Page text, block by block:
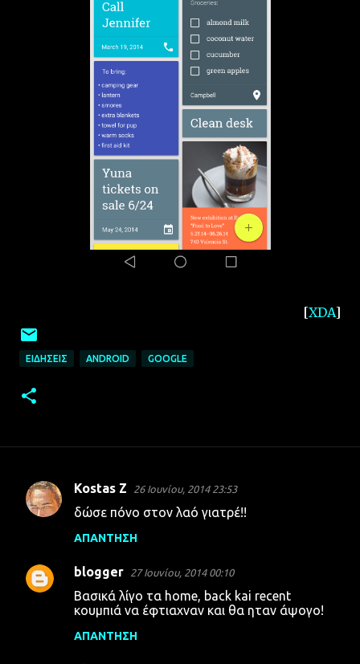
[XDA]
ΕΙΔΉΣΕΙΣ ANDROID GOOGLE
Σ
λ
ι
Kostas Z 26 Ιουνίου, 2014 23:53
δώσε πόνο στον λαό γιατρέ!!
ΑΠΆΝΤΗΣΗ
blogger 27 Ιουνίου, 2014 00:10
Βασικά λίγο τα home, back kai recent
κουμπιά να έφτιαχναν και θα ηταν άψογο!
ΑΠΆΝΤΗΣΗ